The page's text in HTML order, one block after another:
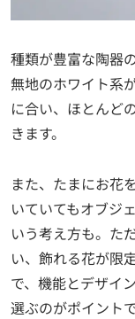
種類が豊富な陶器
無地のホワイト系
に合い、ほとんど
きます。
また、たまにお花
いていてもオブジ
いう考え方も。た
い、飾れる花が限
で、機能とデザイ
選ぶのがポイントで